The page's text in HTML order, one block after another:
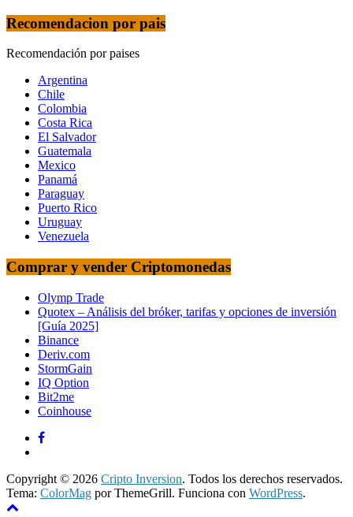
Recomendacion por pais
Recomendación por paises
Argentina
Chile
Colombia
Costa Rica
El Salvador
Guatemala
Mexico
Panamá
Paraguay
Puerto Rico
Uruguay
Venezuela
Comprar y vender Criptomonedas
Olymp Trade
Quotex – Análisis del bróker, tarifas y opciones de inversión
[Guía 2025]
Binance
Deriv.com
StormGain
IQ Option
Bit2me
Coinhouse
Copyright © 2026 Cripto Inversion. Todos los derechos reservados.
Tema: ColorMag por ThemeGrill. Funciona con WordPress.